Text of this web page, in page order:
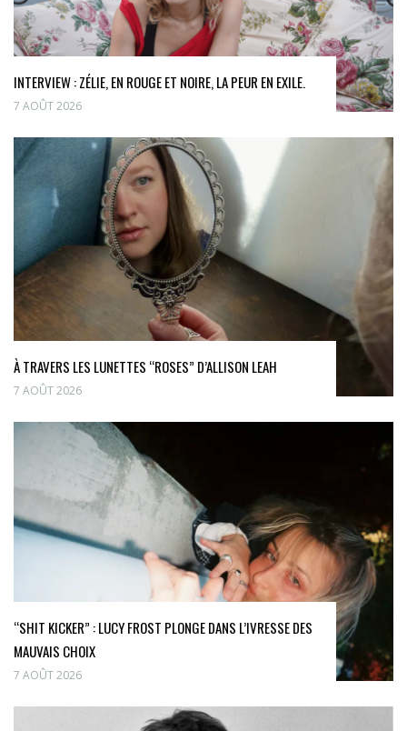
INTERVIEW : ZÉLIE, EN ROUGE ET NOIRE, LA PEUR EN EXILE.
7 AOÛT 2026
À TRAVERS LES LUNETTES “ROSES” D’ALLISON LEAH
7 AOÛT 2026
“SHIT KICKER” : LUCY FROST PLONGE DANS L’IVRESSE DES
MAUVAIS CHOIX
7 AOÛT 2026